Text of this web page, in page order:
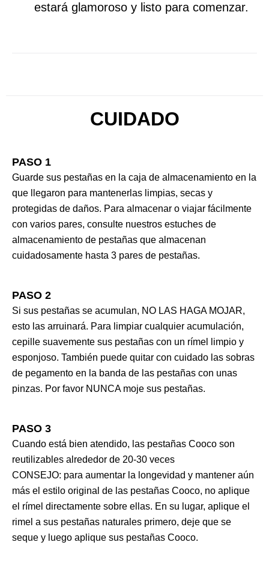
estará glamoroso y listo para comenzar.
CUIDADO
PASO 1
Guarde sus pestañas en la caja de almacenamiento en la
que llegaron para mantenerlas limpias, secas y
protegidas de daños. Para almacenar o viajar fácilmente
con varios pares, consulte nuestros estuches de
almacenamiento de pestañas que almacenan
cuidadosamente hasta 3 pares de pestañas.
PASO 2
Si sus pestañas se acumulan, NO LAS HAGA MOJAR,
esto las arruinará. Para limpiar cualquier acumulación,
cepille suavemente sus pestañas con un rímel limpio y
esponjoso. También puede quitar con cuidado las sobras
de pegamento en la banda de las pestañas con unas
pinzas. Por favor NUNCA moje sus pestañas.
PASO 3
Cuando está bien atendido, las pestañas Cooco son
reutilizables alrededor de 20-30 veces
CONSEJO: para aumentar la longevidad y mantener aún
más el estilo original de las pestañas Cooco, no aplique
el rímel directamente sobre ellas. En su lugar, aplique el
rimel a sus pestañas naturales primero, deje que se
seque y luego aplique sus pestañas Cooco.